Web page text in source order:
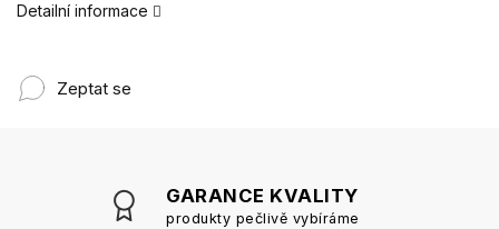
Detailní informace
Zeptat se
GARANCE KVALITY
produkty pečlivě vybíráme